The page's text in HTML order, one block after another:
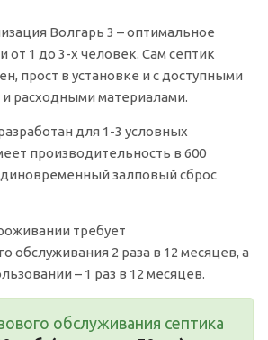
Волгарь 3 – оптимальное
от 1 до 3-х человек. Сам септик
прост в установке и с доступными
расходными материалами.
для 1-3 условных
производительность в 600
залповый сброс
требует
обслуживания 2 раза в 12 месяцев, а
– 1 раз в 12 месяцев.
обслуживания септика